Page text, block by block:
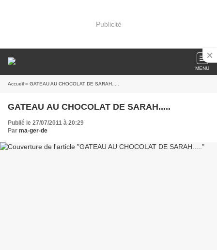
Publicité
MENU
Accueil » GATEAU AU CHOCOLAT DE SARAH.....
GATEAU AU CHOCOLAT DE SARAH.....
Publié le 27/07/2011 à 20:29
Par ma-ger-de